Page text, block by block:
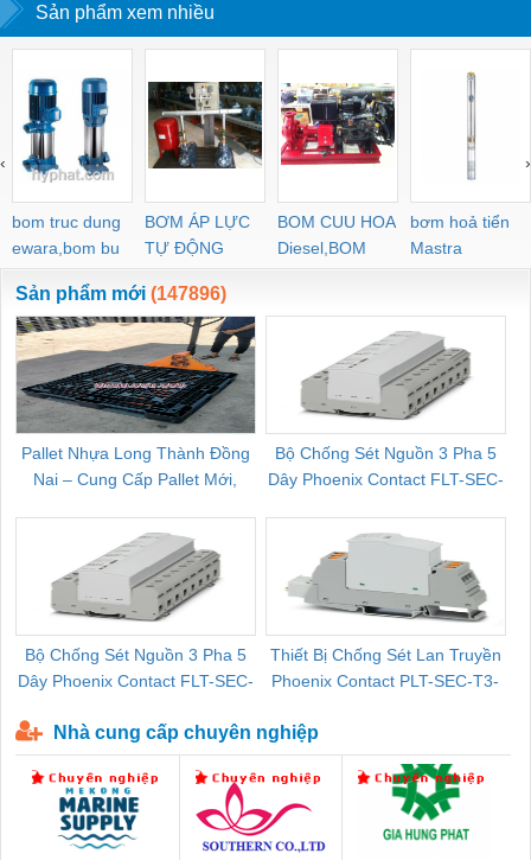
Sản phẩm xem nhiều
bom truc dung
ewara,bom bu
ewara
BƠM ÁP LỰC
TỰ ĐỘNG
BOM CUU HOA
Diesel,BOM
CHUA CHAY
bơm hoả tiển
Mastra
‹ ›
Sản phẩm mới (147896)
Pallet Nhựa Long Thành Đồng
Nai – Cung Cấp Pallet Mới,
Bộ Chống Sét Nguồn 3 Pha 5
Dây Phoenix Contact FLT-SEC-
Bộ Chống Sét Nguồn 3 Pha 5
Dây Phoenix Contact FLT-SEC-
Thiết Bị Chống Sét Lan Truyền
Phoenix Contact PLT-SEC-T3-
Nhà cung cấp chuyên nghiệp